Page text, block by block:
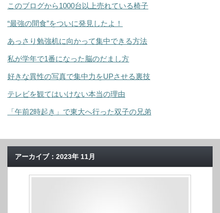
このブログから1000台以上売れている椅子
“最強の間食”をついに発見したよ！
あっさり勉強机に向かって集中できる方法
私が学年で1番になった脳のだまし方
好きな異性の写真で集中力をUPさせる裏技
テレビを観てはいけない本当の理由
「午前2時起き」で東大へ行った双子の兄弟
アーカイブ：2023年 11月